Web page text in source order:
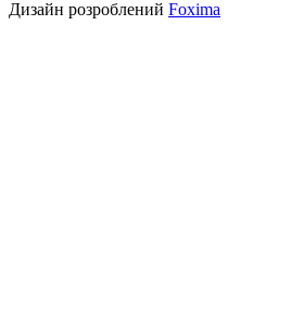
Дизайн розроблений Foxima